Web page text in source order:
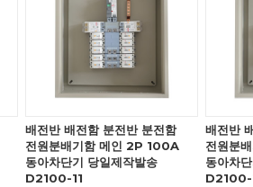
배전반 배전함 분전반 분전함
전원분배기함 메인 2P 100A
동아차단기 당일제작발송
D2100-11
배전반
전원분
동아차
D2100-